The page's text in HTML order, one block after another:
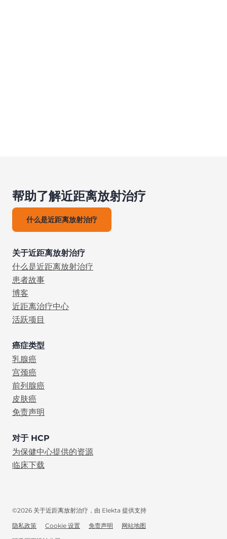
ZH-HANS
帮助了解近距离放射治疗
什么是近距离放射治疗
关于近距离放射治疗
什么是近距离放射治疗
患者故事
博客
近距离治疗中心
活跃项目
癌症类型
乳腺癌
宫颈癌
前列腺癌
皮肤癌
免责声明
对于 HCP
为保健中心提供的资源
临床下载
©2026 关于近距离放射治疗，由 Elekta 提供支持
隐私政策
Cookie 设置 免责声明
网站地图